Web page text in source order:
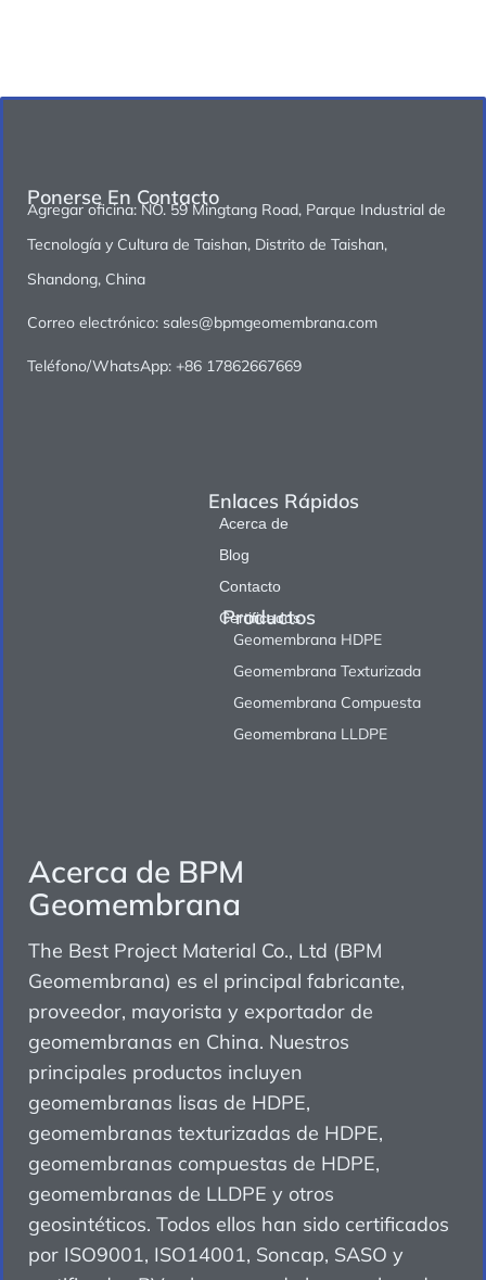
Acerca de BPM
Geomembrana
The Best Project Material Co., Ltd (BPM
Geomembrana) es el principal fabricante,
proveedor, mayorista y exportador de
geomembranas en China. Nuestros
principales productos incluyen
geomembranas lisas de HDPE,
geomembranas texturizadas de HDPE,
geomembranas compuestas de HDPE,
geomembranas de LLDPE y otros
geosintéticos. Todos ellos han sido certificados
por ISO9001, ISO14001, Soncap, SASO y
Enlaces Rápidos
Acerca de
Blog
Contacto
Certificados
Productos
Geomembrana HDPE
Geomembrana Texturizada
Geomembrana Compuesta
Geomembrana LLDPE
Ponerse En Contacto
Agregar oficina: NO. 59 Mingtang Road, Parque Industrial de
Tecnología y Cultura de Taishan, Distrito de Taishan,
Shandong, China
Correo electrónico: sales@bpmgeomembrana.com
Teléfono/WhatsApp: +86 17862667669